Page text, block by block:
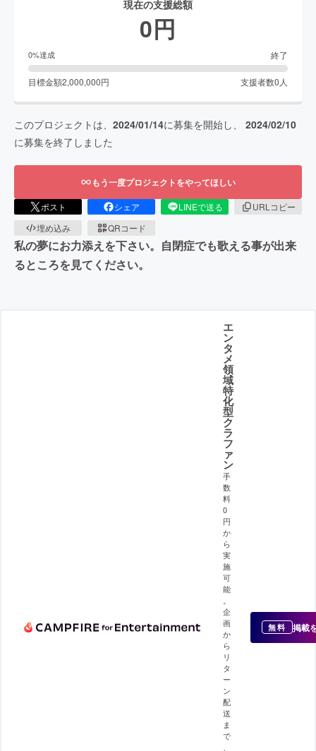
現在の支援総額
0円
0%達成 終了
目標金額2,000,000円 支援者数0 人
このプロジェクトは、 2024/01/14に募集を開始し、 2024/02/10
に募集を終了しました
もう一度プロジェクトをやってほしい
ポスト シェア LINEで送る
URLコピー
埋め込み
QRコード
私の夢にお力添えを下さい。自閉症でも歌える事が出来
るところを見てください。
エ
ン
タ
メ
領
域
特
化
型
ク
ラ
フ
ァ
ン
手
数
料
0
円
か
ら
実
施
可
能
企
画
か
ら
リ
タ
ー
ン
配
送
ま
で
無料 掲載